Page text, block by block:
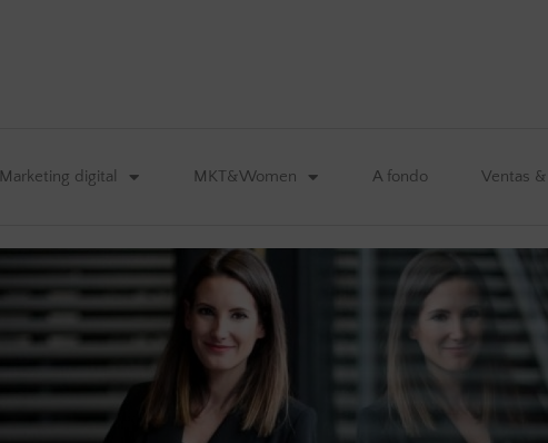
Marketing digital MKT&Women A fondo Ventas